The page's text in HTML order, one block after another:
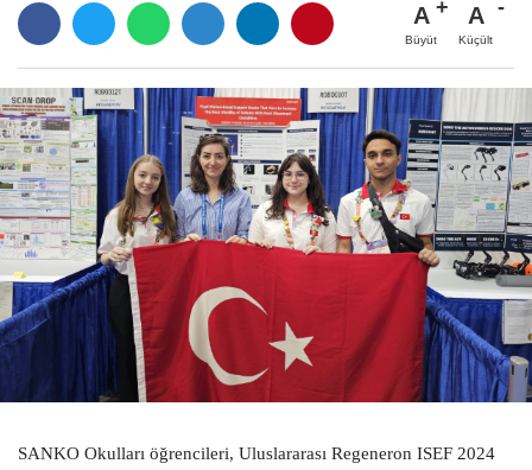
A
Büyüt
A
Küçült
SANKO Okulları öğrencileri, Uluslararası Regeneron ISEF 2024